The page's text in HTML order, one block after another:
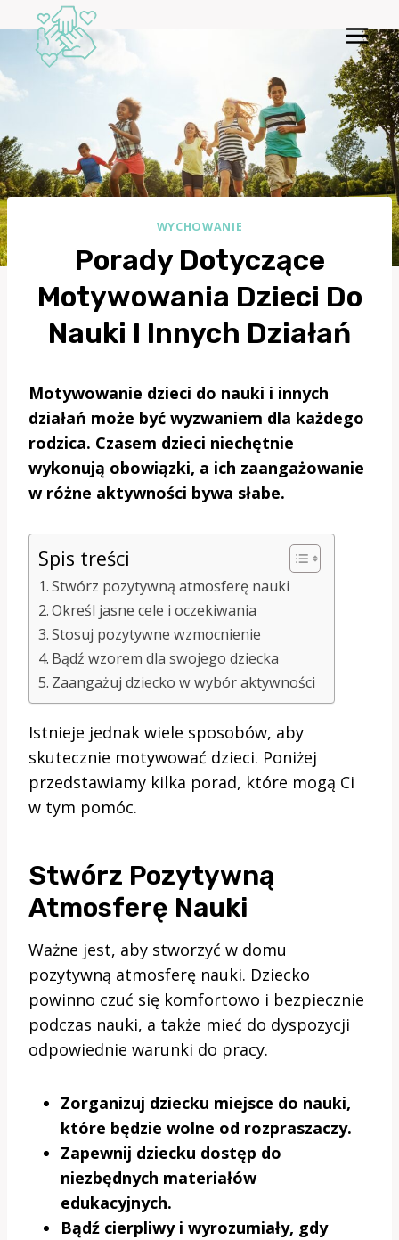
Przejdź
treści
WYCHOWANIE
Porady Dotyczące
Motywowania Dzieci Do
Nauki I Innych Działań
Motywowanie dzieci do nauki i innych
działań może być wyzwaniem dla każdego
rodzica. Czasem dzieci niechętnie
wykonują obowiązki, a ich zaangażowanie
w różne aktywności bywa słabe.
Spis treści
Stwórz pozytywną atmosferę nauki
Określ jasne cele i oczekiwania
Stosuj pozytywne wzmocnienie
Bądź wzorem dla swojego dziecka
Zaangażuj dziecko w wybór aktywności
Istnieje jednak wiele sposobów, aby
skutecznie motywować dzieci. Poniżej
przedstawiamy kilka porad, które mogą Ci
w tym pomóc.
Stwórz Pozytywną
Atmosferę Nauki
Ważne jest, aby stworzyć w domu
pozytywną atmosferę nauki. Dziecko
powinno czuć się komfortowo i bezpiecznie
podczas nauki, a także mieć do dyspozycji
odpowiednie warunki do pracy.
Zorganizuj dziecku miejsce do nauki,
które będzie wolne od rozpraszaczy.
Zapewnij dziecku dostęp do
niezbędnych materiałów
edukacyjnych.
Bądź cierpliwy i wyrozumiały, gdy